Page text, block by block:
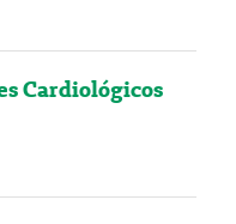
Cardiológicos